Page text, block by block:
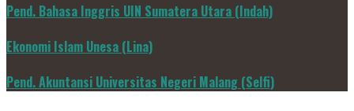
Pend. Bahasa Inggris UIN Sumatera Utara (Indah)
Ekonomi Islam Unesa (Lina)
Pend. Akuntansi Universitas Negeri Malang (Selfi)